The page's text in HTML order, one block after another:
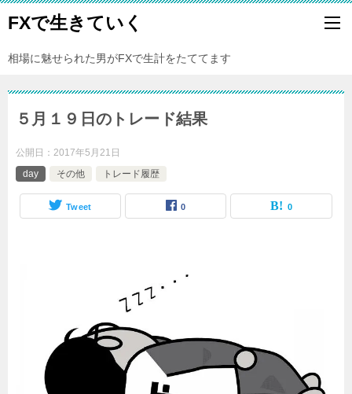
FXで生きていく
相場に魅せられた男がFXで生計をたててます
５月１９日のトレード結果
公開日： 2017年5月21日
day
その他 トレード履歴
Tweet 0 0